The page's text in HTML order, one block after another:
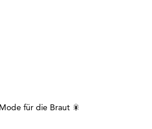
für die Braut 🎇